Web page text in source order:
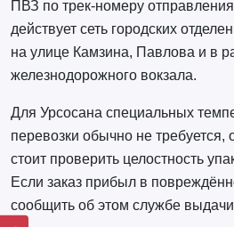
ПВЗ по трек-номеру
действует сеть городских
на улице Камзина, Павлова и в
железнодорожного вокзала.
Для Урсосана специальных
перевозки обычно не требуется,
стоит проверить целостность
Если заказ прибыл в
сообщить об этом службе